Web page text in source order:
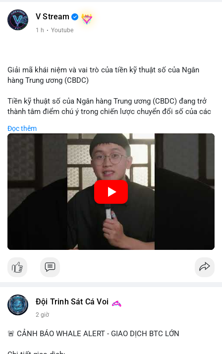
V Stream
1 h · Youtube
Giải mã khái niệm và vai trò của tiền kỹ thuật số của Ngân
hàng Trung ương (CBDC)
Tiền kỹ thuật số của Ngân hàng Trung ương (CBDC) đang trở
thành tâm điểm chú ý trong chiến lược chuyển đổi số của các
trung, CBDC là hình thức tiền pháp định được phát hành và
quản lý trực tiếp bởi Ngân hàng Trung ương nhằm tối ưu hóa
hệ thống thanh toán và tăng cường hiệu quả chính sách tiền tệ.
Việc triển khai CBDC hứa hẹn sẽ thay đổi diện mạo của hạ
tầng tài chính truyền thống, mang lại sự tiện lợi trong giao dịch
nhưng cũng đặt ra nhiều thách thức về quyền riêng tư và an
ninh mạng.
🎥 Xem video trực tiếp tại:
Đọc thêm
Đội Trinh Sát Cá Voi
2 giờ
🚨 CẢNH BÁO WHALE ALERT - GIAO DỊCH BTC LỚN